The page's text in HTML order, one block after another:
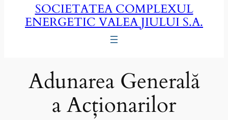
SOCIETATEA COMPLEXUL
ENERGETIC VALEA JIULUI S.A.
Adunarea Generală
a Acționarilor